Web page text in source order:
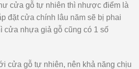
cửa gỗ tự nhiên thì nhược điểm là
đặt cửa chính lâu năm sẽ bị phai
cửa nhựa giả gỗ cũng có 1 số
cửa gỗ tự nhiên, nên khả năng chịu